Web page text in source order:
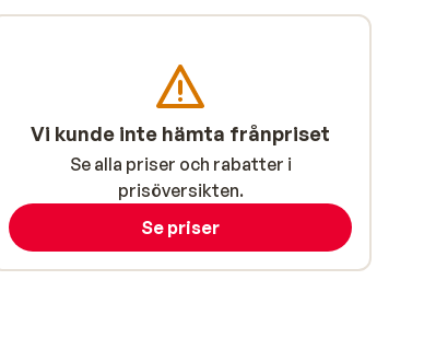
Vi kunde inte hämta frånpriset
Se alla priser och rabatter i
prisöversikten.
Se priser